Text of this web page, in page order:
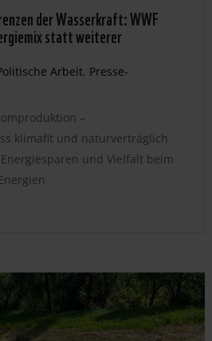
der Wasserkraft: WWF
statt weiterer
Arbeit, Presse-
–
klimafit und naturverträglich
und Vielfalt beim